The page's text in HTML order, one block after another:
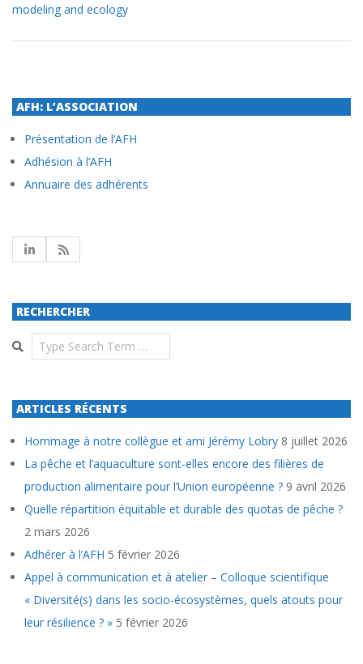
modeling and ecology
AFH: L’ASSOCIATION
Présentation de l’AFH
Adhésion à l’AFH
Annuaire des adhérents
RECHERCHER
Search
ARTICLES RÉCENTS
Hommage à notre collègue et ami Jérémy Lobry 8 juillet 2026
La pêche et l’aquaculture sont-elles encore des filières de
production alimentaire pour l’Union européenne ? 9 avril 2026
Quelle répartition équitable et durable des quotas de pêche ?
2 mars 2026
Adhérer à l’AFH 5 février 2026
Appel à communication et à atelier – Colloque scientifique
« Diversité(s) dans les socio-écosystèmes, quels atouts pour
leur résilience ? » 5 février 2026